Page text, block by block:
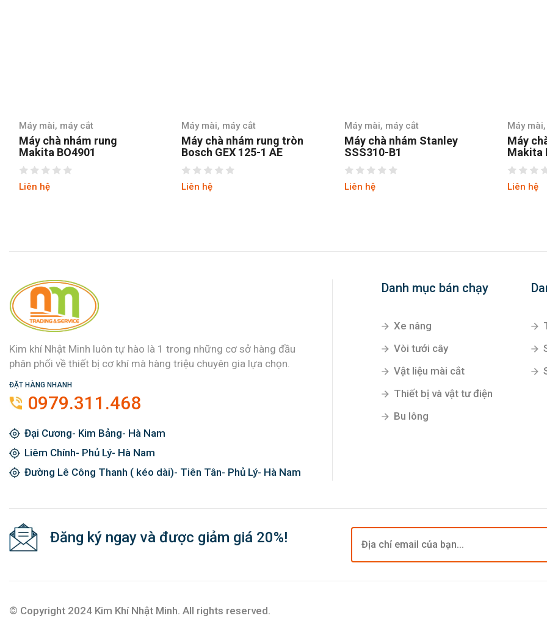
Máy mài, máy cắt
Máy chà nhám rung tròn
Bosch GEX 125-1 AE
Máy mài, máy cắt
Máy chà nhám Stanley
SSS310-B1
Máy mài, máy cắt
Máy chà nhám tròn
Makita BO6030
Kim khí Nhật Minh luôn tự hào là 1 trong những cơ sở hàng đầu
phân phối về thiết bị cơ khí mà hàng triệu chuyên gia lựa chọn.
ĐẶT HÀNG NHANH
0979.311.468
Đại Cương- Kim Bảng- Hà Nam
Liêm Chính- Phủ Lý- Hà Nam
Đường Lê Công Thanh ( kéo dài)- Tiên Tân- Phủ Lý- Hà Nam
Danh mục bán chạy
Xe nâng
Vòi tưới cây
Vật liệu mài cắt
Thiết bị và vật tư điện
Bu lông
Đăng ký ngay và được giảm giá 20%!
© Copyright 2024 Kim Khí Nhật Minh. All rights reserved.